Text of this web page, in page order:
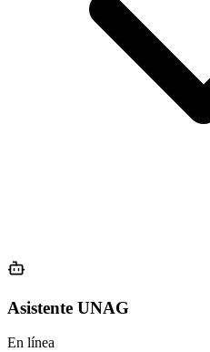
Asistente UNAG
En línea